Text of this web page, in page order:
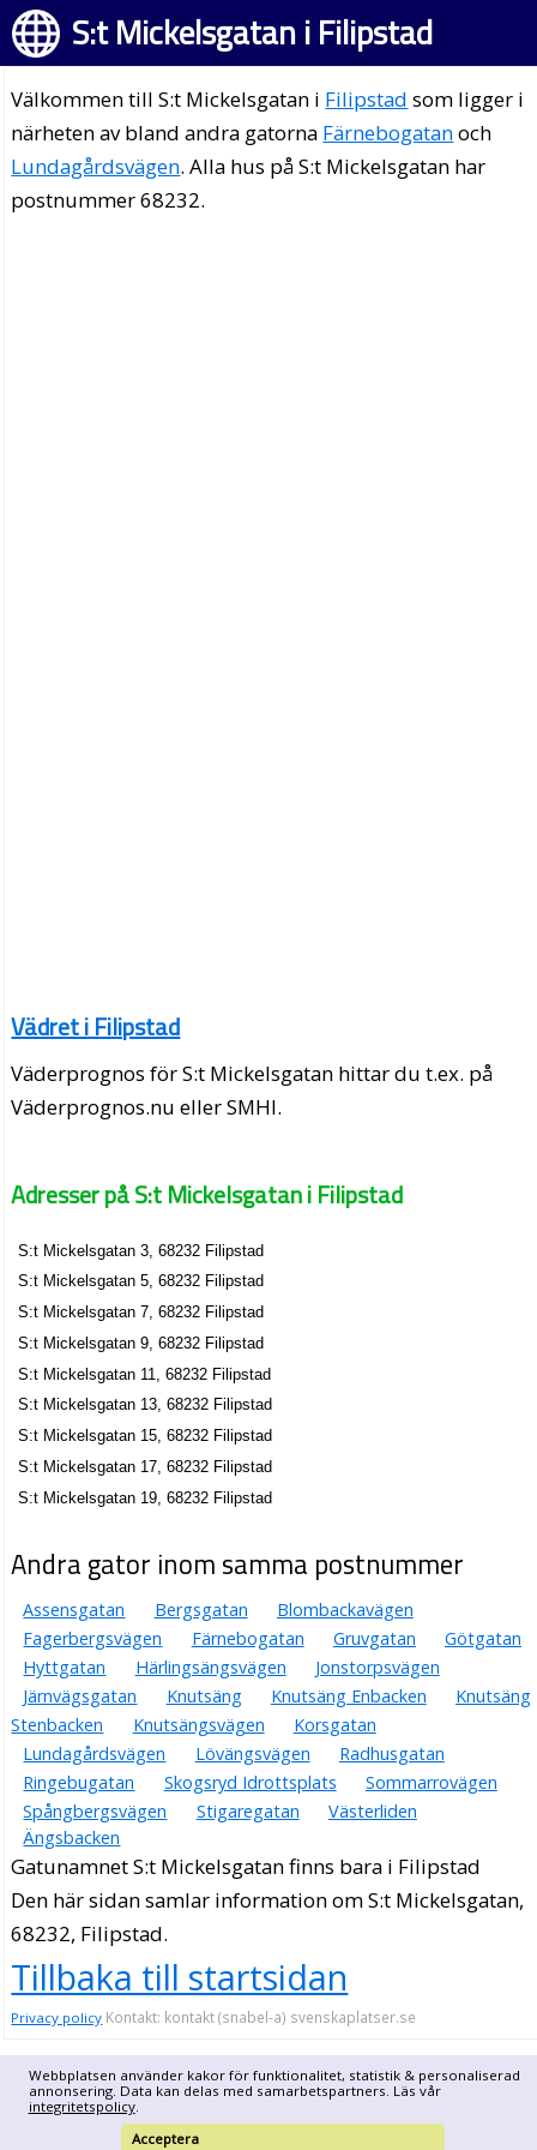
Webbplatsen använder kakor för funktionalitet, statistik & personaliserad
annonsering. Data kan delas med samarbetspartners. Läs vår
integritetspolicy.
Acceptera
S:t Mickelsgatan i Filipstad
Välkommen till S:t Mickelsgatan i Filipstad som ligger i
närheten av bland andra gatorna Färnebogatanoch
Lundagårdsvägen. Alla hus på S:t Mickelsgatan har
postnummer 68232.
Vädret i Filipstad
Väderprognos för S:t Mickelsgatan hittar du t.ex. på
Väderprognos.nu eller SMHI.
Adresser på S:t Mickelsgatan i Filipstad
S:t Mickelsgatan 3, 68232 Filipstad
S:t Mickelsgatan 5, 68232 Filipstad
S:t Mickelsgatan 7, 68232 Filipstad
S:t Mickelsgatan 9, 68232 Filipstad
S:t Mickelsgatan 11, 68232 Filipstad
S:t Mickelsgatan 13, 68232 Filipstad
S:t Mickelsgatan 15, 68232 Filipstad
S:t Mickelsgatan 17, 68232 Filipstad
S:t Mickelsgatan 19, 68232 Filipstad
Andra gator inom samma postnummer
Assensgatan Bergsgatan
Blombackavägen
Fagerbergsvägen
Färnebogatan Gruvgatan
Götgatan
Hyttgatan
Härlingsängsvägen
Jonstorpsvägen
Järnvägsgatan
Knutsäng Knutsäng Enbacken
Knutsäng
Stenbacken
Knutsängsvägen
Korsgatan
Lundagårdsvägen
Lövängsvägen
Radhusgatan
Ringebugatan
Skogsryd Idrottsplats
Sommarrovägen
Spångbergsvägen
Stigaregatan
Västerliden
Ängsbacken
Gatunamnet S:t Mickelsgatan finns bara i Filipstad
Den här sidan samlar information om S:t Mickelsgatan,
68232, Filipstad.
Tillbaka till startsidan
Privacy policy Kontakt: kontakt (snabel-a) svenskaplatser.se